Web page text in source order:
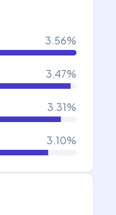
3.56%
3.47%
3.31%
3.10%